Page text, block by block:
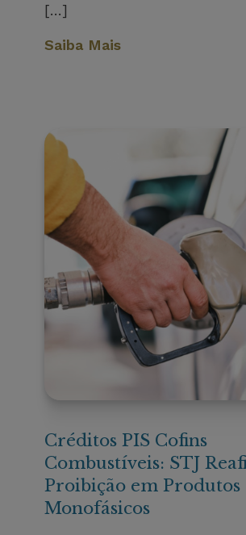
[…]
Saiba Mais
Créditos PIS Cofins
Combustíveis: STJ
Proibição em Produtos
Monofásicos